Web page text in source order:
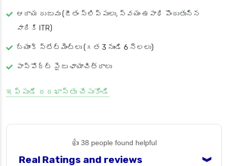
ఆదాయ రుజువు (జీతం స్లిప్పులు, స్వయం ఉపాధి పొందుతున్న
వారికి ITR)
బ్యాంక్ స్టేట్‌మెంట్‌లు (గత 3 నుండి 6 నెలలు)
పాస్‌పోర్ట్ సైజు ఛాయాచిత్రాలు
ఇప్పుడే దరఖాస్తు చేసుకోండి
👍 38 people found helpful
Real Ratings and reviews ❯